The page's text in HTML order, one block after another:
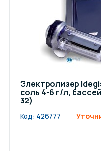
Электролизер
соль 4-6 г/л,
32)
Код: 426777